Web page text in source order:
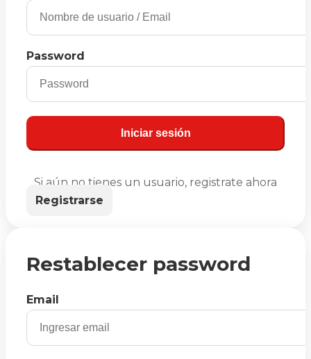
Password
Iniciar sesión
Si aún no tienes un usuario, registrate ahora
Registrarse
Restablecer password
Email